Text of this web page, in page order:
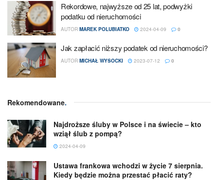
Rekordowe, najwyższe od 25 lat, podwyżki
podatku od nieruchomości
AUTOR MAREK POLUBIATKO 2024-04-09 0
Jak zapłacić niższy podatek od nieruchomości?
AUTOR MICHAŁ WYSOCKI 2023-07-12 0
Rekomendowane.
Najdroższe śluby w Polsce i na świecie – kto
wziął ślub z pompą?
2024-04-09
Ustawa frankowa wchodzi w życie 7 sierpnia.
Kiedy będzie można przestać płacić raty?